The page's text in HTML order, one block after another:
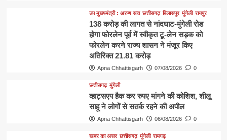
उप मुख्यमंत्री : अरुण साव छत्तीसगढ़ बिलासपुर मुंगेली रायपुर
138 करोड़ की लागत से नांदघाट-मुंगेली रोड
होगा फोरलेन पूर्व में स्वीकृत टू-लेन सड़क को
फोरलेन करने राज्य शासन ने मंजूर किए
अतिरिक्त 21.81 करोड़
Apna Chhattisgarh 07/08/2026 0
छत्तीसगढ़ मुंगेली
व्हाट्सएप हैक कर रुपए मांगने की कोशिश, शीलू
साहू ने लोगों से सतर्क रहने की अपील
Apna Chhattisgarh 06/08/2026 0
खबर का असर छत्तीसगढ़ मुंगेली रायगढ़